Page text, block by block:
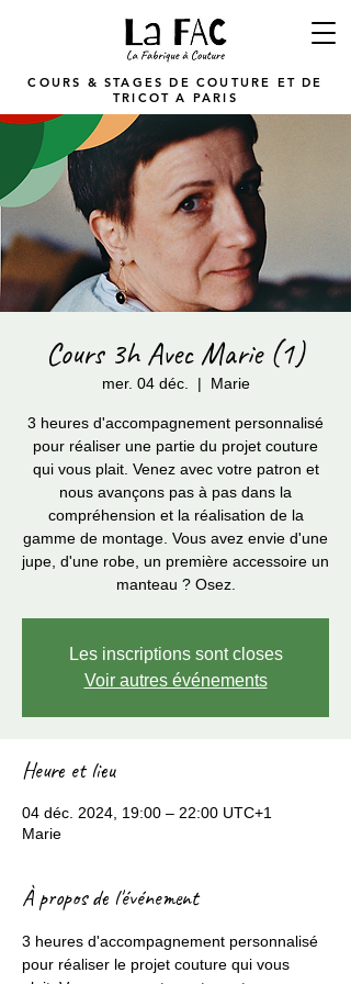
COURS & STAGES DE COUTURE ET DE
TRICOT A PARIS
Cours 3h Avec Marie (1)
mer. 04 déc.
  |
Marie
3 heures d'accompagnement personnalisé
pour réaliser une partie du projet couture
qui vous plait. Venez avec votre patron et
nous avançons pas à pas dans la
compréhension et la réalisation de la
gamme de montage. Vous avez envie d'une
jupe, d'une robe, un première accessoire un
manteau ? Osez.
Les inscriptions sont closes
Voir autres événements
Heure et lieu
04 déc. 2024, 19:00 – 22:00 UTC+1
Marie
À propos de l'événement
3 heures d'accompagnement personnalisé
pour réaliser le projet couture qui vous